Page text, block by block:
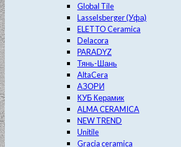
Global Tile
Lasselsberger (Уфа)
ELETTO Ceramica
Delacora
PARADYZ
Тянь-Шань
AltaCera
АЗОРИ
КУБ Керамик
ALMA CERAMICA
NEW TREND
Unitile
Gracia ceramica